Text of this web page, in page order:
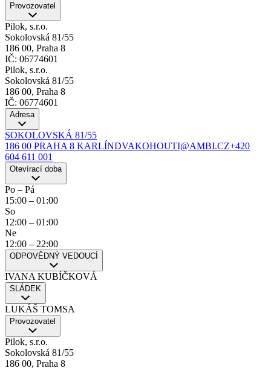
Provozovatel
Pilok, s.r.o.
Sokolovská 81/55
186 00, Praha 8
IČ: 06774601
Pilok, s.r.o.
Sokolovská 81/55
186 00, Praha 8
IČ: 06774601
Adresa
SOKOLOVSKÁ 81/55
186 00 PRAHA 8 KARLÍNDVAKOHOUTI@AMBI.CZ+420
604 611 001
Otevírací doba
Po – Pá
15:00 – 01:00
So
12:00 – 01:00
Ne
12:00 – 22:00
ODPOVĚDNÝ VEDOUCÍ
IVANA KUBÍČKOVÁ
SLÁDEK
LUKÁŠ TOMSA
Provozovatel
Pilok, s.r.o.
Sokolovská 81/55
186 00, Praha 8